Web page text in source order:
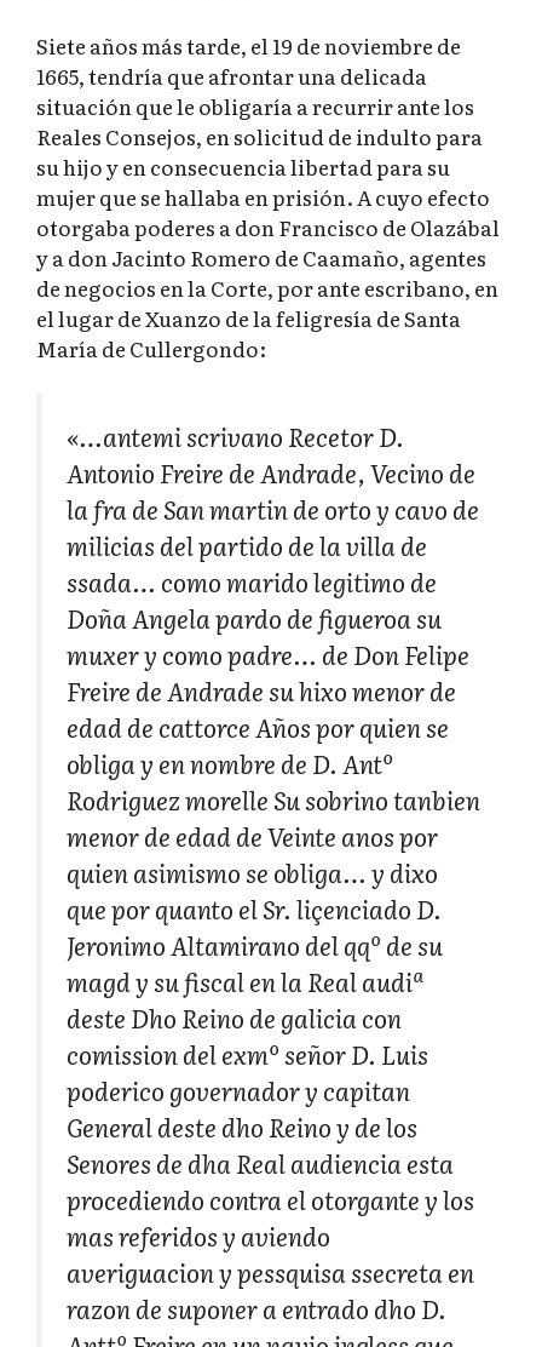
Siete años más tarde, el 19 de noviembre de
1665, tendría que afrontar una delicada
situación que le obligaría a recurrir ante los
Reales Consejos, en solicitud de indulto para
su hijo y en consecuencia libertad para su
mujer que se hallaba en prisión. A cuyo efecto
otorgaba poderes a don Francisco de Olazábal
y a don Jacinto Romero de Caamaño, agentes
de negocios en la Corte, por ante escribano, en
el lugar de Xuanzo de la feligresía de Santa
María de Cullergondo:
«…antemi scrivano Recetor D.
Antonio Freire de Andrade, Vecino de
la fra de San martin de orto y cavo de
milicias del partido de la villa de
ssada… como marido legitimo de
Doña Angela pardo de figueroa su
muxer y como padre… de Don Felipe
Freire de Andrade su hixo menor de
edad de cattorce Años por quien se
obliga y en nombre de D. Antº
Rodriguez morelle Su sobrino tanbien
menor de edad de Veinte anos por
quien asimismo se obliga… y dixo
que por quanto el Sr. liçenciado D.
Jeronimo Altamirano del qqº de su
magd y su fiscal en la Real audiª
deste Dho Reino de galicia con
comission del exmº señor D. Luis
poderico governador y capitan
General deste dho Reino y de los
Senores de dha Real audiencia esta
procediendo contra el otorgante y los
mas referidos y aviendo
averiguacion y pessquisa ssecreta en
razon de suponer a entrado dho D.